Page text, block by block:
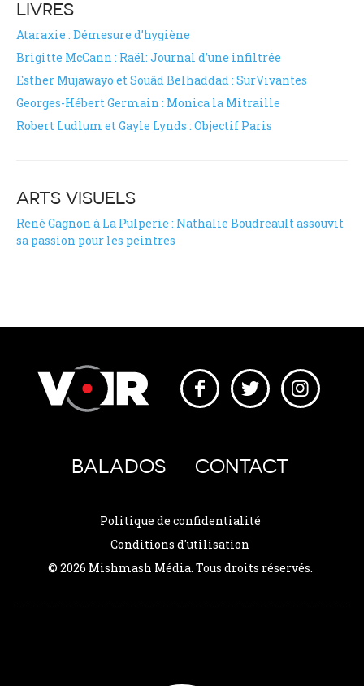
LIVRES
Ataraxie : Démesure d’hygiène
Brigitte McCann : Raël: Journal d’une infiltrée
Esther Mujawayo et Souâd Belhaddad : SurVivantes
Georges-Hébert Germain : Monica la Mitraille
Robert Ludlum et Gayle Lynds : Objectif Paris
ARTS VISUELS
René Gagnon à La Pulperie : Nathalie Boudreault assouvit
sa passion pour les peintres
BALADOS CONTACT
Politique de confidentialité
Conditions d'utilisation
© 2026 Mishmash Média. Tous droits réservés.